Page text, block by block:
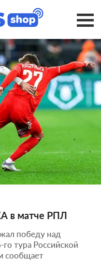
в матче РПЛ
победу над
тура Российской
сообщает